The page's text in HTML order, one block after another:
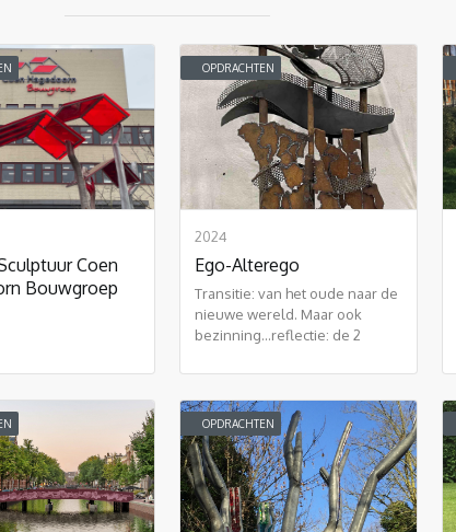
Coen
Bouwgroep
OPDRACHTEN
2024
Ego-Alterego
Transitie: van het oude naar de
nieuwe wereld. Maar ook
bezinning...reflectie: de 2
vorm: eeuwigheid.
OPDRACHTEN